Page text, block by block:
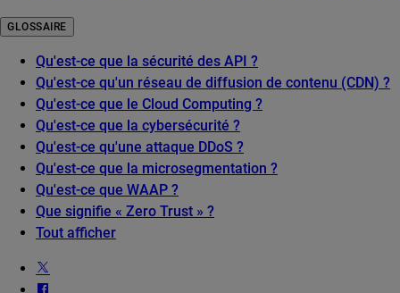
GLOSSAIRE
Qu'est-ce que la sécurité des API ?
Qu'est-ce qu'un réseau de diffusion de contenu (CDN) ?
Qu'est-ce que le Cloud Computing ?
Qu'est-ce que la cybersécurité ?
Qu'est-ce qu'une attaque DDoS ?
Qu'est-ce que la microsegmentation ?
Qu'est-ce que WAAP ?
Que signifie « Zero Trust » ?
Tout afficher